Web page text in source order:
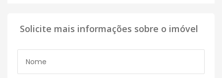
Solicite mais informações sobre o imóvel